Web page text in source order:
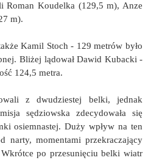
Roman Koudelka (129,5 m), Anze
m).
Kamil Stoch - 129 metrów było
Bliżej lądował Dawid Kubacki -
124,5 metra.
z dwudziestej belki, jednak
sędziowska zdecydowała się
osiemnastej. Duży wpływ na ten
narty, momentami przekraczający
po przesunięciu belki wiatr